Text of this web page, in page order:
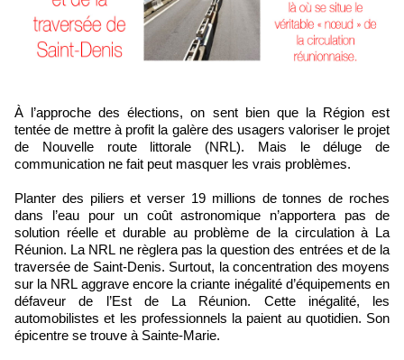
À l’approche des élections, on sent bien que la Région est
tentée de mettre à profit la galère des usagers valoriser le projet
de Nouvelle route littorale (NRL). Mais le déluge de
communication ne fait peut masquer les vrais problèmes.
Planter des piliers et verser 19 millions de tonnes de roches
dans l’eau pour un coût astronomique n’apportera pas de
solution réelle et durable au problème de la circulation à La
Réunion. La NRL ne règlera pas la question des entrées et de la
traversée de Saint-Denis. Surtout, la concentration des moyens
sur la NRL aggrave encore la criante inégalité d’équipements en
défaveur de l’Est de La Réunion. Cette inégalité, les
automobilistes et les professionnels la paient au quotidien. Son
épicentre se trouve à Sainte-Marie.